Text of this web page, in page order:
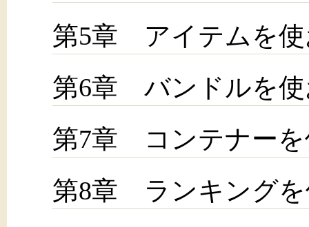
第5章 アイテムを使
第6章 バンドルを使
第7章 コンテナーを
第8章 ランキングを